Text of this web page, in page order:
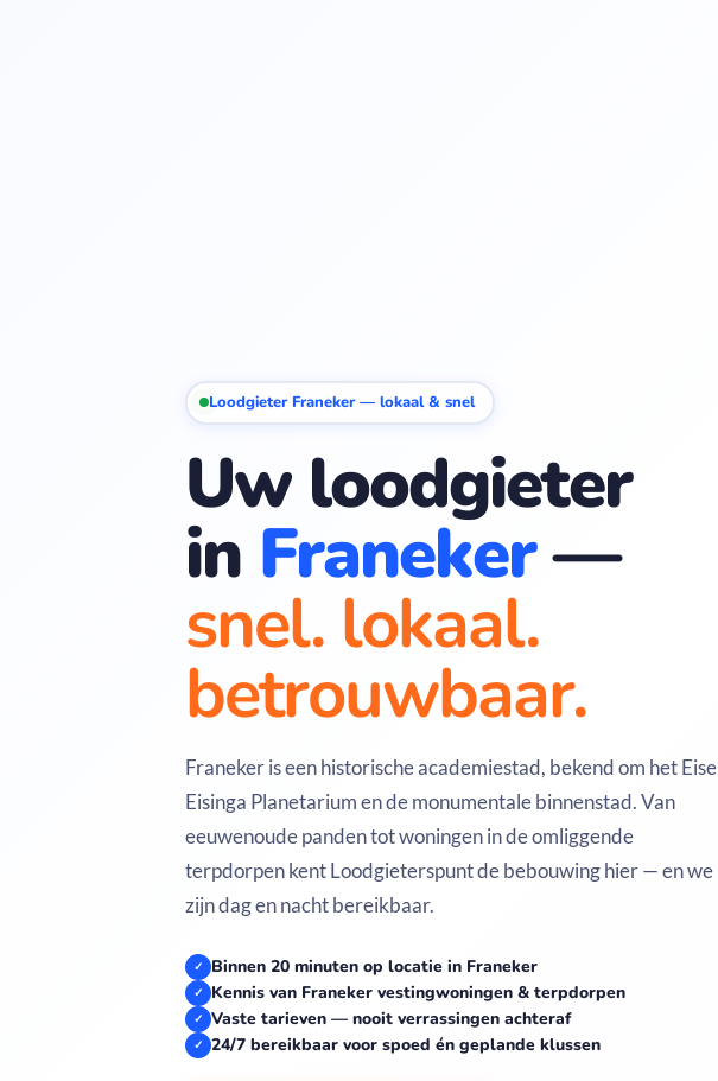
Loodgieter Franeker — lokaal & snel
Uw loodgieter
in Franeker—
snel. lokaal.
betrouwbaar.
Franeker is een historische academiestad, bekend om het Eise
Eisinga Planetarium en de monumentale binnenstad. Van
eeuwenoude panden tot woningen in de omliggende
terpdorpen kent Loodgieterspunt de bebouwing hier — en we
zijn dag en nacht bereikbaar.
✓ Binnen 20 minuten op locatie in Franeker
✓ Kennis van Franeker vestingwoningen & terpdorpen
✓ Vaste tarieven — nooit verrassingen achteraf
✓ 24/7 bereikbaar voor spoed én geplande klussen